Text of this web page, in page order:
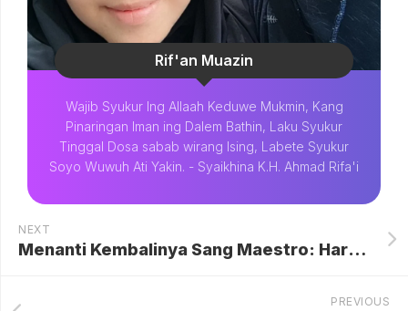
Rif'an Muazin
Wajib Syukur Ing Allaah Keduwe Mukmin, Kang
Pinaringan Iman ing Dalem Bathin, Laku Syukur
Tinggal Dosa sabab wirang Ising, Labete Syukur
Soyo Wuwuh Ati Yakin. - Syaikhina K.H. Ahmad Rifa'i
NEXT
Menanti Kembalinya Sang Maestro: Harapan Napoli Tergantung pada Kevin De Bruyne
PREVIOUS